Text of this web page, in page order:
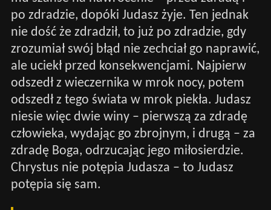
po zdradzie, dopóki Judasz żyje. Ten jednak
nie dość że zdradził, to już po zdradzie, gdy
zrozumiał swój błąd nie zechciał go naprawić,
ale uciekł przed konsekwencjami. Najpierw
odszedł z wieczernika w mrok nocy, potem
odszedł z tego świata w mrok piekła. Judasz
niesie więc dwie winy – pierwszą za zdradę
człowieka, wydając go zbrojnym, i drugą – za
zdradę Boga, odrzucając jego miłosierdzie.
Chrystus nie potępia Judasza – to Judasz
potępia się sam.